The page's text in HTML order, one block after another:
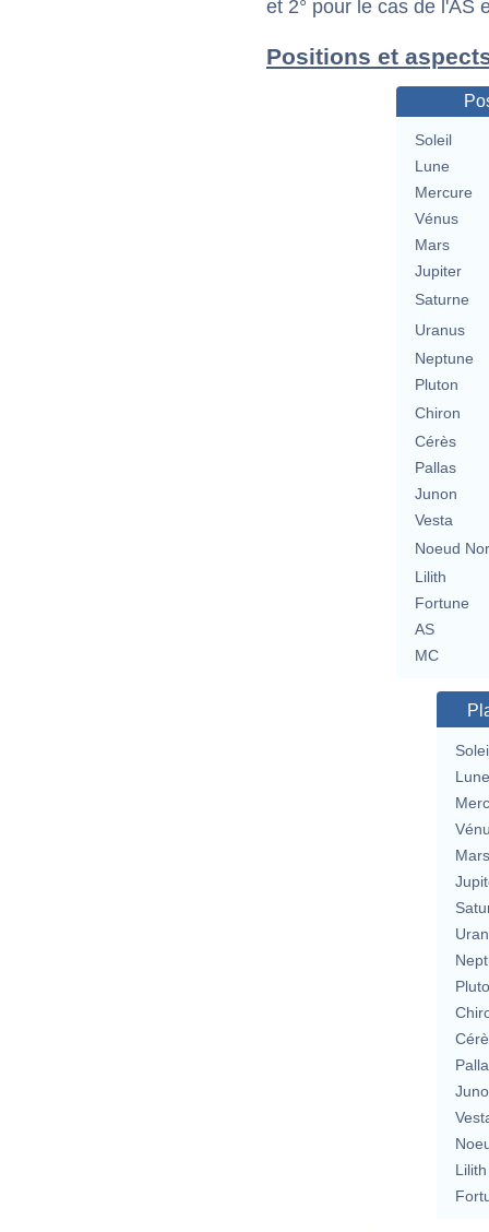
et 2° pour le cas de l'AS
Positions et
Soleil
Lune
Mercure
Vénus
Mars
Jupiter
Saturne
Uranus
Neptune
Pluton
Chiron
Cérès
Pallas
Junon
Vesta
Noeud
Lilith
Fortune
AS
MC
Lune
Mars
Lilith